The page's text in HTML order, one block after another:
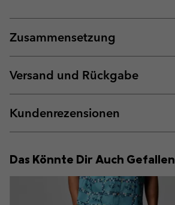
Zusammensetzung
Versand und Rückgabe
Kundenrezensionen
Das Könnte Dir Auch Gefallen